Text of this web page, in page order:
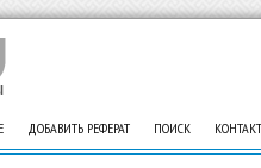
ДОБАВИТЬ РЕФЕРАТ ПОИСК